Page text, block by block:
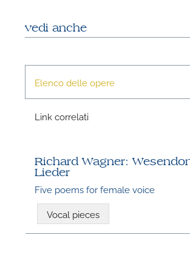
vedi anche
Elenco delle opere
Link correlati
Richard Wagner:
Lieder
Five poems for female voice
Vocal pieces